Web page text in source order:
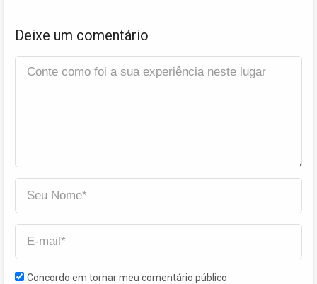
Deixe um comentário
Concordo em tornar meu comentário público